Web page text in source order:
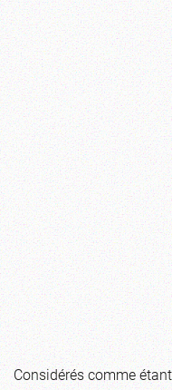
Considérés comme